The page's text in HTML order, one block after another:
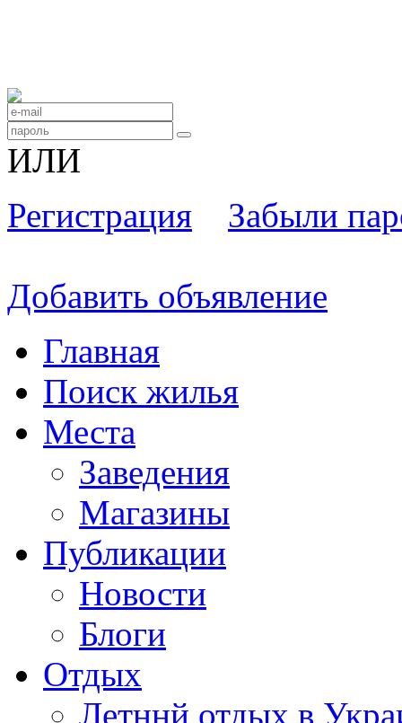
ИЛИ
Регистрация
Забыли
Добавить объявление
Главная
Поиск жилья
Места
Заведения
Магазины
Публикации
Новости
Блоги
Отдых
Летннй отдых в